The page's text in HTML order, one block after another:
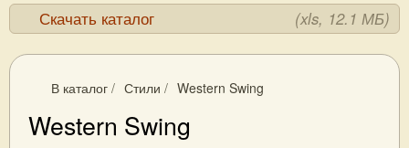
Скачать каталог (xls, 12.1 МБ)
В каталог / Стили / Western Swing
Western Swing